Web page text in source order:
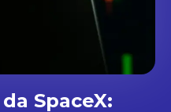
SpaceX: